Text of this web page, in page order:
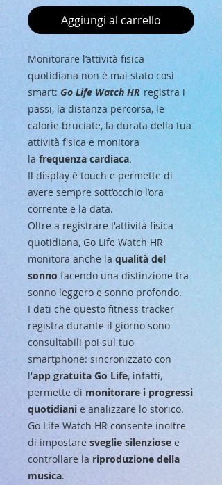
Aggiungi al carrello
Monitorare l’attività fisica
quotidiana non è mai stato così
smart: Go Life Watch HR registra i
passi, la distanza percorsa, le
calorie bruciate, la durata della tua
attività fisica e monitora
la frequenza cardiaca.
Il display è touch e permette di
avere sempre sott’occhio l’ora
corrente e la data.
Oltre a registrare l'attività fisica
quotidiana, Go Life Watch HR
monitora anche la qualità del
sonno facendo una distinzione tra
sonno leggero e sonno profondo.
I dati che questo fitness tracker
registra durante il giorno sono
consultabili poi sul tuo
smartphone: sincronizzato con
l'app gratuita Go Life, infatti,
permette di monitorare i progressi
quotidiani e analizzare lo storico.
Go Life Watch HR consente inoltre
di impostare sveglie silenziose e
controllare la riproduzione della
musica.